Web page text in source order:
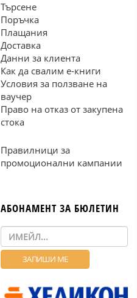
Търсене
Поръчка
Плащания
Доставка
Данни за клиента
Как да свалим е-книги
Условия за ползване на
ваучер
Право на отказ от закупена
стока
Правилници за
промоционални кампании
АБОНАМЕНТ ЗА БЮЛЕТИН